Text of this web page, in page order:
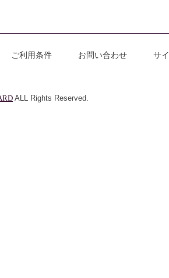
ご利用条件 お問い合わせ サ
ALL Rights Reserved.